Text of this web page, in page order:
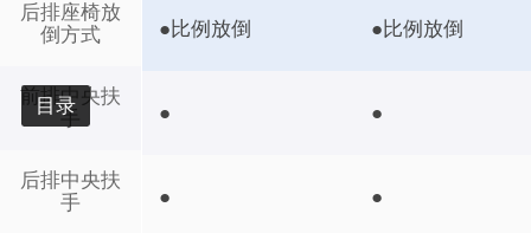
后排座椅放
倒方式
前排中央扶
手
后排中央扶
手
●比例放倒 ●比例放倒
● ●
● ●
目录